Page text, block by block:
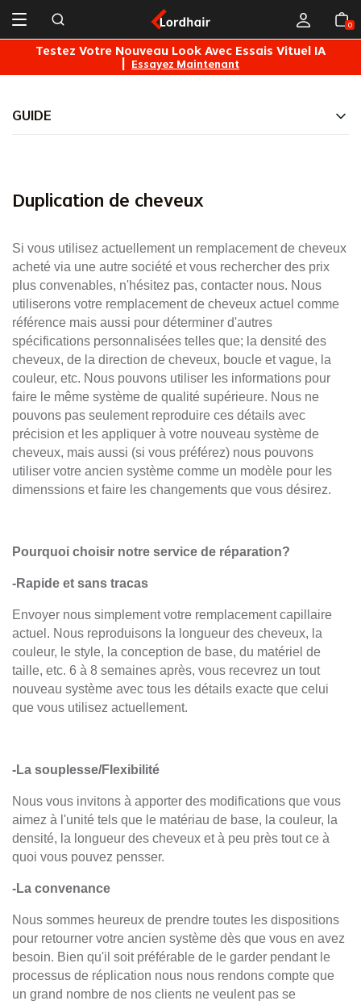
0
Testez Votre Nouveau Look Avec Essais Vituel IA
Essayez Maintenant
GUIDE
Conseil de fixation de ladhésif
Conseil denlèvement
Conseils de Nettoyage
Conseils de Shampooing
Traitement et Soins
Conseils Pratiques
Guide Colle Liquide
GUIDE DE COMMANDE
Design de la base
Contour Frontal
Pétoncle Avant
Longeur des cheveux
Densité de cheveux
Direction des cheveux
Couleur des Cheveux
Highlights
Cheveux Gris
Noeuds Blanchis
Type de Cheveux
Duplication de cheveux
Si vous utilisez actuellement un remplacement de cheveux
acheté via une autre société et vous rechercher des prix
plus convenables, n'hésitez pas, contacter nous. Nous
utiliserons votre remplacement de cheveux actuel comme
référence mais aussi pour déterminer d'autres
spécifications personnalisées telles que; la densité des
cheveux, de la direction de cheveux, boucle et vague, la
couleur, etc. Nous pouvons utiliser les informations pour
faire le même système de qualité supérieure. Nous ne
pouvons pas seulement reproduire ces détails avec
précision et les appliquer à votre nouveau système de
cheveux, mais aussi (si vous préférez) nous pouvons
utiliser votre ancien système comme un modèle pour les
dimenssions et faire les changements que vous désirez.
Pourquoi choisir notre service de réparation?
-Rapide et sans tracas
Envoyer nous simplement votre remplacement capillaire
actuel. Nous reproduisons la longueur des cheveux, la
couleur, le style, la conception de base, du matériel de
taille, etc. 6 à 8 semaines après, vous recevrez un tout
nouveau système avec tous les détails exacte que celui
que vous utilisez actuellement.
-La souplesse/Flexibilité
Nous vous invitons à apporter des modifications que vous
aimez à l'unité tels que le matériau de base, la couleur, la
densité, la longueur des cheveux et à peu près tout ce à
quoi vous pouvez pensser.
-La convenance
Nous sommes heureux de prendre toutes les dispositions
pour retourner votre ancien système dès que vous en avez
besoin. Bien qu'il soit préférable de le garder pendant le
processus de réplication nous nous rendons compte que
un grand nombre de nos clients ne veulent pas se